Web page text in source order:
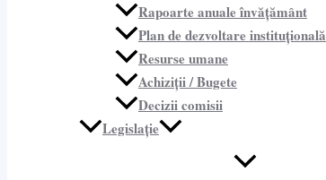
Rapoarte anuale învățământ
Plan de dezvoltare instituțională
Resurse umane
Achiziții / Bugete
Decizii comisii
Legislație